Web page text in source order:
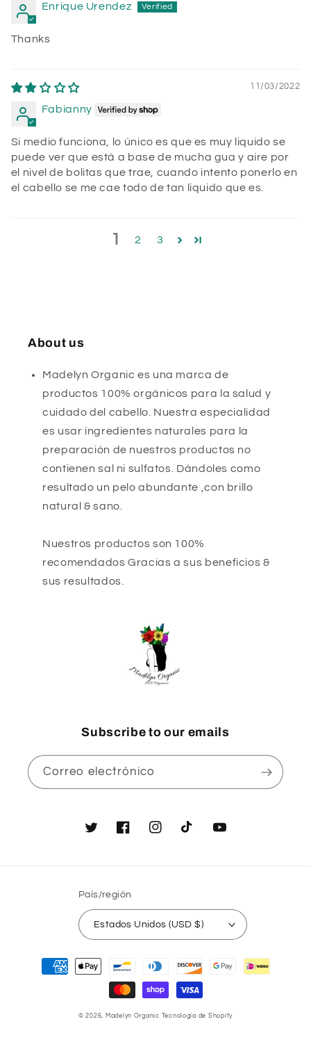
Enrique Urendez
Thanks
11/03/2022
Fabianny
Si medio funciona, lo único es que es muy liquido se
puede ver que está a base de mucha gua y aire por
el nivel de bolitas que trae, cuando intento ponerlo en
el cabello se me cae todo de tan liquido que es.
1 2 3
About us
Madelyn Organic es una marca de
productos 100% orgánicos para la salud y
cuidado del cabello. Nuestra especialidad
es usar ingredientes naturales para la
preparación de nuestros productos no
contienen sal ni sulfatos. Dándoles como
resultado un pelo abundante ,con brillo
natural & sano.
Nuestros productos son 100%
recomendados Gracias a sus beneficios &
sus resultados.
Subscribe to our emails
Correo electrónico
TwitterFacebookInstagramTikTok YouTube
País/región
Estados Unidos (USD $)
Formas
© 2026, Madelyn Organic Tecnología de Shopify